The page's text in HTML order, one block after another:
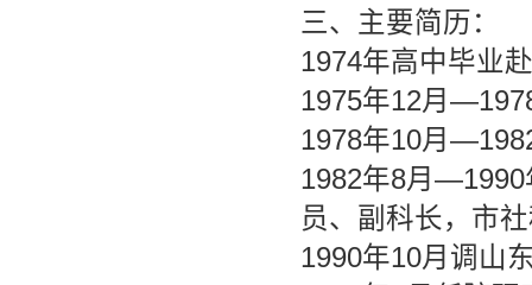
三、主要简历：
1974年高中毕业
1975年12月
1978年10月
1982年8月—1990
员、副科长，市
1990年10月调山